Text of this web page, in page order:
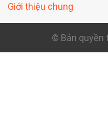
Giới thiệu chung
© Bản quyền